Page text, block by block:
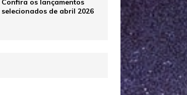
Confira os lançamentos
selecionados de abril 2026